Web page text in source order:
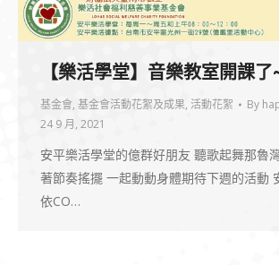
【樂活學堂】音樂教室開課了
基金會, 基金會活動花絮及成果, 活動花絮 By
24 9 月, 2021
安平樂活學堂的億群好朋友 聽歌起舞那魯
著節奏搖擺 一起動動身體期待下週的活動
依CO…